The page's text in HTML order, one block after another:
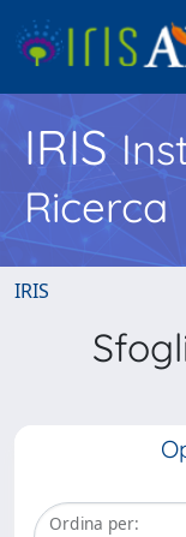
IRIS
Ricerca
IRIS
Ordina per: